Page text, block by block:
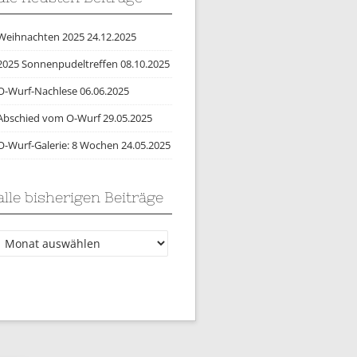
202524.12.2025
Sonnenpudeltreffen 08.10.2025
Wurf-Nachlese06.06.2025
vom O-Wurf29.05.2025
Wurf-Galerie: 8 Wochen 24.05.2025
bisherigen Beiträge